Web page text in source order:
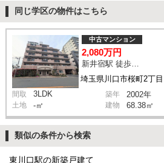
同じ学区の物件はこちら
埼玉県川口市桜町2丁目
中古マンション
2,080万円
間取 3LDK 築年 2002年
土地 -㎡ 建物 68.38㎡
類似の条件から検索
東川口駅の新築戸建て